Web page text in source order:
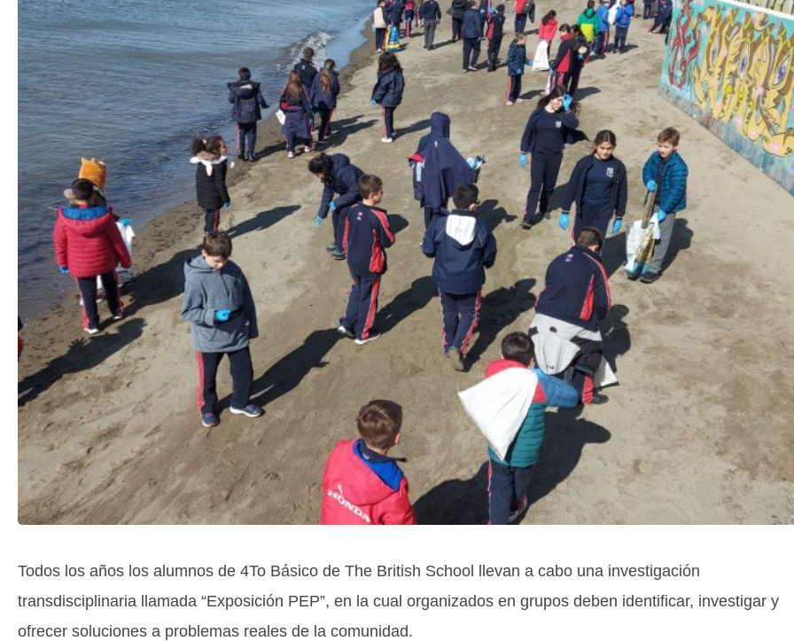
Todos los años los alumnos de 4To Básico de The British School llevan a cabo una investigación
transdisciplinaria llamada “Exposición PEP”, en la cual organizados en grupos deben identificar, investigar y
ofrecer soluciones a problemas reales de la comunidad.